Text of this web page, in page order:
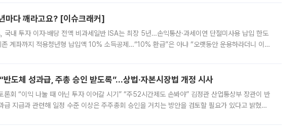
마다 깨라고요? [이슈크래커]
국내 투자 이자·배당 전액 비과세일반 ISA는 최장 5년…손익통산·과세이연 단절미사용 납입 한도
계좌까지 적용청년형 납입액 10% 소득공제…“10% 환급”은 아냐 “오랫동안 운용하라더니 이제
반도체 성과급, 주총 승인 받도록”…상법·자본시장법 개정 시사
론회 “이익 나눌 때 아닌 투자 이어갈 시기” “주52시간제도 손봐야” 김정관 산업통상부 장관이 반
급 지급과 관련해 일정 수준 이상은 주주총회 승인을 거치는 방안을 검토할 필요가 있다고 밝혔다.